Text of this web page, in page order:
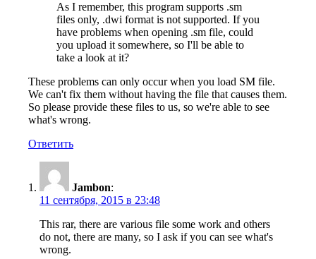
As I remember, this program supports .sm
files only, .dwi format is not supported. If you
have problems when opening .sm file, could
you upload it somewhere, so I'll be able to
take a look at it?
These problems can only occur when you load SM file.
We can't fix them without having the file that causes them.
So please provide these files to us, so we're able to see
what's wrong.
Ответить
Jambon:
11 сентября, 2015 в 23:48
This rar, there are various file some work and others
do not, there are many, so I ask if you can see what's
wrong.